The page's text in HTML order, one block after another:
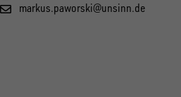
markus.paworski@unsinn.de